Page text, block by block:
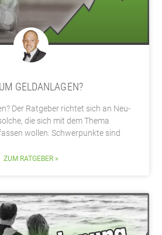
GELDANLAGEN?
Der Ratgeber richtet sich an Neu-
die sich mit dem Thema
wollen. Schwerpunkte sind
ZUM RATGEBER »